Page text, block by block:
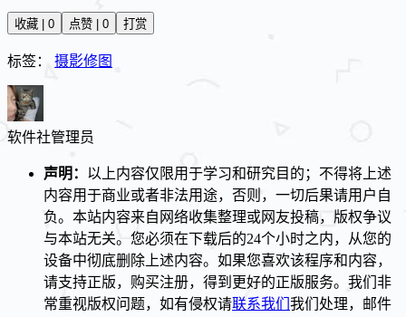
收藏 | 0 点赞 | 0 打赏
标签： 摄影修图
软件社管理员
声明： 以上内容仅限用于学习和研究目的；不得将上述
内容用于商业或者非法用途，否则，一切后果请用户自
负。本站内容来自网络收集整理或网友投稿，版权争议
与本站无关。您必须在下载后的24个小时之内，从您的
设备中彻底删除上述内容。如果您喜欢该程序和内容，
请支持正版，购买注册，得到更好的正版服务。我们非
常重视版权问题，如有侵权请联系我们 我们处理，邮件